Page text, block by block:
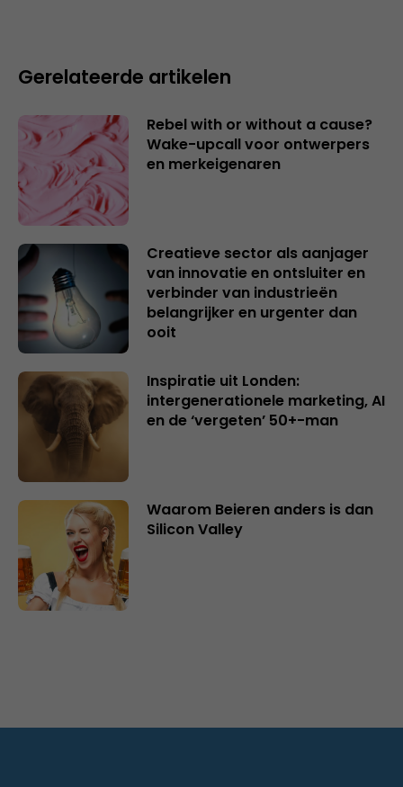
Gerelateerde artikelen
Rebel with or without a cause?
Wake-upcall voor ontwerpers
en merkeigenaren
Creatieve sector als aanjager
van innovatie en ontsluiter en
verbinder van industrieën
belangrijker en urgenter dan
ooit
Inspiratie uit Londen:
intergenerationele marketing, AI
en de ‘vergeten’ 50+-man
Waarom Beieren anders is dan
Silicon Valley